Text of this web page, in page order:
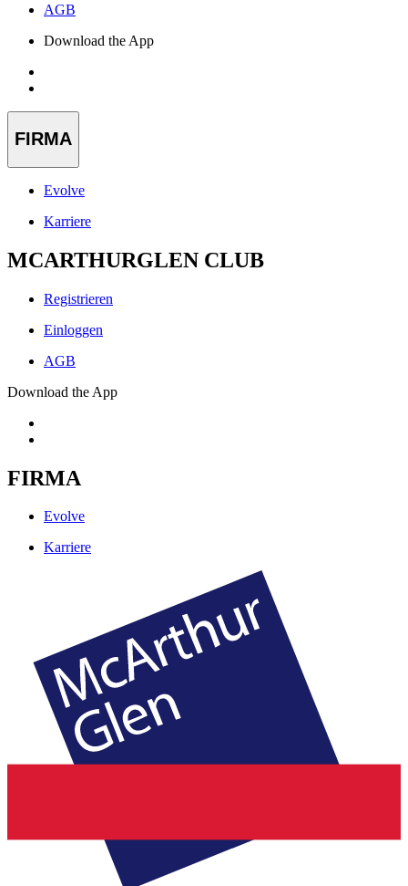
AGB
Download the App
FIRMA
Evolve
Karriere
MCARTHURGLEN CLUB
Registrieren
Einloggen
AGB
Download the App
FIRMA
Evolve
Karriere